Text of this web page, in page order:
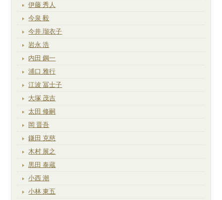
伊藤 秀人
今泉 毅
今井 瑠衣子
岩永 浩
内田 鋼一
浦口 雅行
江波 冨士子
大塚 茂吉
太田 修嗣
岡 晋吾
鎌田 克慈
木村 展之
黒田 泰蔵
小西 潮
小林 東五